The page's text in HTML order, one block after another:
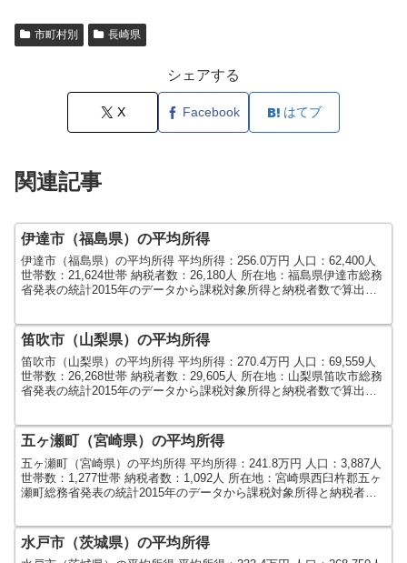
市町村別 長崎県
シェアする
X Facebook はてブ
関連記事
伊達市（福島県）の平均所得
伊達市（福島県）の平均所得 平均所得：256.0万円 人口：62,400人
世帯数：21,624世帯 納税者数：26,180人 所在地：福島県伊達市総務
省発表の統計2015年のデータから課税対象所得と納税者数で算出し
笛吹市（山梨県）の平均所得
笛吹市（山梨県）の平均所得 平均所得：270.4万円 人口：69,559人
世帯数：26,268世帯 納税者数：29,605人 所在地：山梨県笛吹市総務
省発表の統計2015年のデータから課税対象所得と納税者数で算出し
五ヶ瀬町（宮崎県）の平均所得
五ヶ瀬町（宮崎県）の平均所得 平均所得：241.8万円 人口：3,887人
世帯数：1,277世帯 納税者数：1,092人 所在地：宮崎県西臼杵郡五ヶ
瀬町総務省発表の統計2015年のデータから課税対象所得と納税者数
水戸市（茨城県）の平均所得